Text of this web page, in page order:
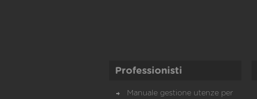
Professionisti
Manuale gestione utenze per